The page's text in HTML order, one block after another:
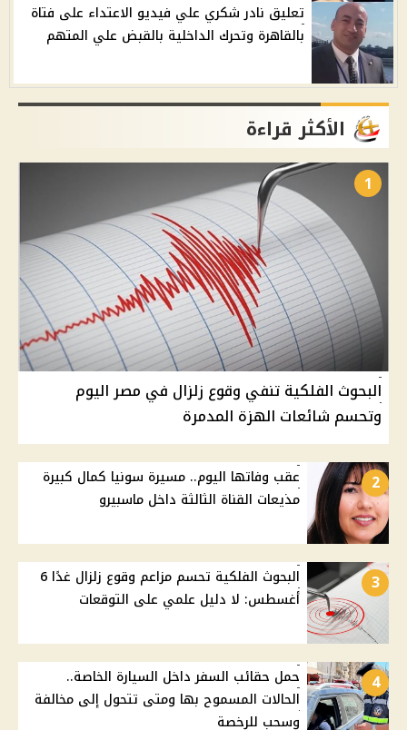
تعليق نادر شكري علي فيديو الاعتداء على فتاة
بالقاهرة وتحرك الداخلية بالقبض علي المتهم
الأكثر قراءة
1
البحوث الفلكية تنفي وقوع زلزال في مصر اليوم
وتحسم شائعات الهزة المدمرة
2
عقب وفاتها اليوم.. مسيرة سونيا كمال كبيرة
مذيعات القناة الثالثة داخل ماسبيرو
3
البحوث الفلكية تحسم مزاعم وقوع زلزال غدًا 6
أغسطس: لا دليل علمي على التوقعات
4
حمل حقائب السفر داخل السيارة الخاصة..
الحالات المسموح بها ومتى تتحول إلى مخالفة
وسحب للرخصة